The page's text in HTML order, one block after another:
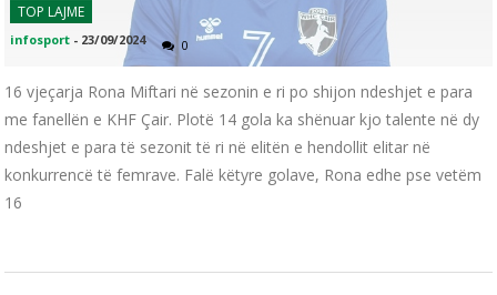
TOP LAJME
infosport - 23/09/2024 0
16 vjeçarja Rona Miftari në sezonin e ri po shijon ndeshjet e para
me fanellën e KHF Çair. Plotë 14 gola ka shënuar kjo talente në dy
ndeshjet e para të sezonit të ri në elitën e hendollit elitar në
konkurrencë të femrave. Falë këtyre golave, Rona edhe pse vetëm
16